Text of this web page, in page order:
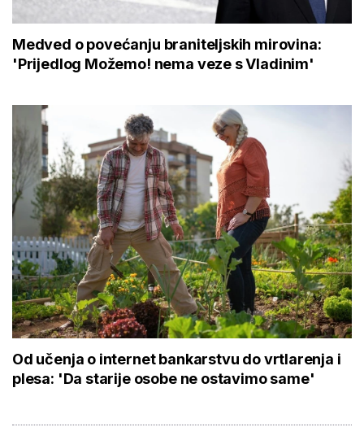
Medved o povećanju braniteljskih mirovina:
'Prijedlog Možemo! nema veze s Vladinim'
Od učenja o internet bankarstvu do vrtlarenja i
plesa: 'Da starije osobe ne ostavimo same'